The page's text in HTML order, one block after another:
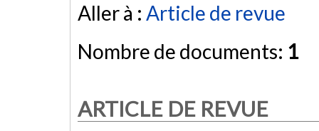
Aller à : Article de revue
Nombre de documents: 1
ARTICLE DE REVUE